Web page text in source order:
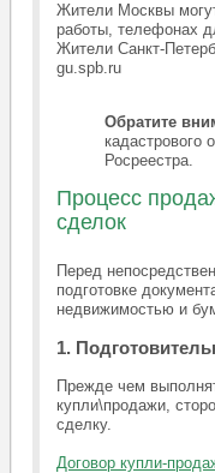
Жители Москвы
работы, телефонах
Жители Санкт-
gu.spb.ru
Обратите
кадастрового
Росреестра.
Процесс
сделок
Перед
подготовке
недвижимостью и
1.
Прежде чем
купли\продажи,
сделку.
Договор купли-